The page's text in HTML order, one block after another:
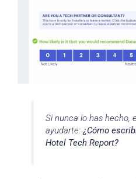
Si nunca lo has hecho,
ayudarte: ¿Cómo
Hotel Tech Report?